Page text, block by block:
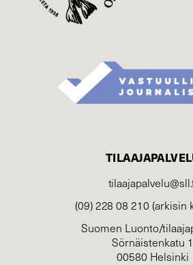
(09) 228 08 210 (arkisin
Suomen Luonto/
Sörnäistenkatu 1
00580 Helsinki